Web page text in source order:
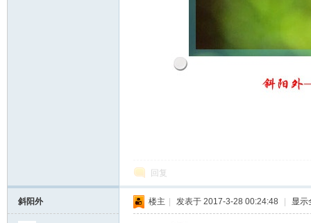
回复
斜阳外 楼主 发表于 2017-3-28 00:24:48 显示